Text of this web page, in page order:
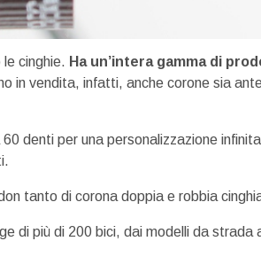
cinghie. Ha un’intera gamma di
in vendita, infatti, anche corone sia
60 denti per una personalizzazione
tanto di corona doppia e robbia
di più di 200 bici, dai modelli da strada